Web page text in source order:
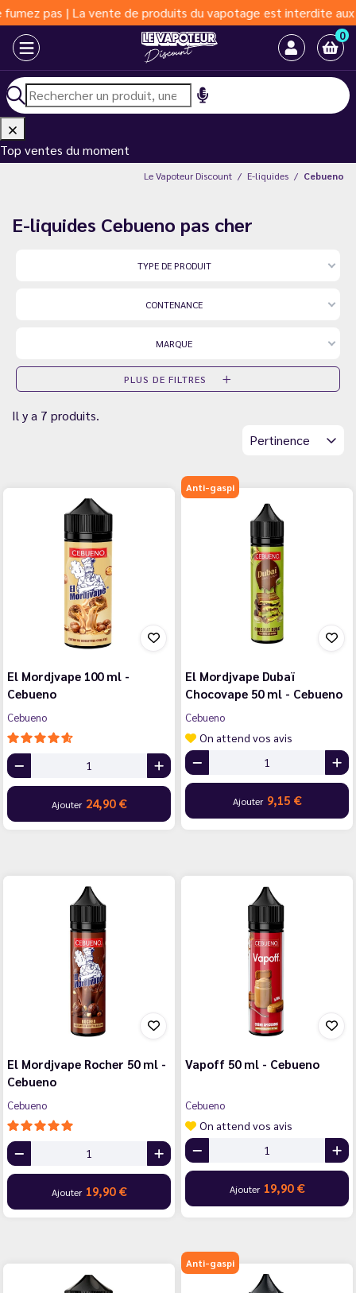
| La vente de produits du vapotage est interdite aux moins
0
Top ventes du moment
Le Vapoteur Discount E-liquides Cebueno
E-liquides Cebueno pas cher
TYPE DE PRODUIT
CONTENANCE
MARQUE
PLUS DE FILTRES
Il y a 7 produits.
Pertinence
El Mordjvape 100 ml -
Cebueno
Cebueno
Ajouter 24,90 €
Anti-gaspi
El Mordjvape Dubaï
Chocovape 50 ml - Cebueno
Cebueno
On attend vos avis
Ajouter 9,15 €
El Mordjvape Rocher 50 ml -
Cebueno
Cebueno
Ajouter 19,90 €
Vapoff 50 ml - Cebueno
Cebueno
On attend vos avis
Ajouter 19,90 €
Anti-gaspi